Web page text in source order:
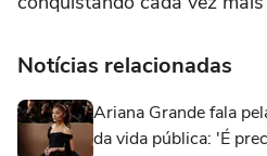
Notícias relacionadas
Ariana Grande fala
da vida pública: 'É